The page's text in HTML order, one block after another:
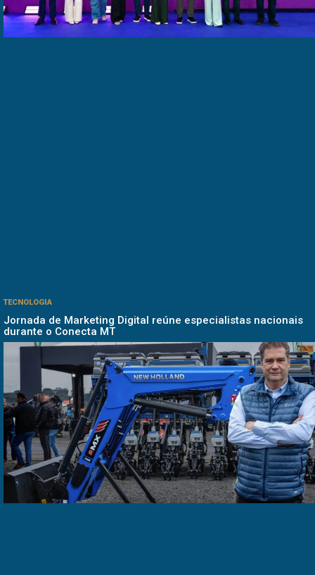
TECNOLOGIA
Jornada de Marketing Digital reúne especialistas nacionais
durante o Conecta MT